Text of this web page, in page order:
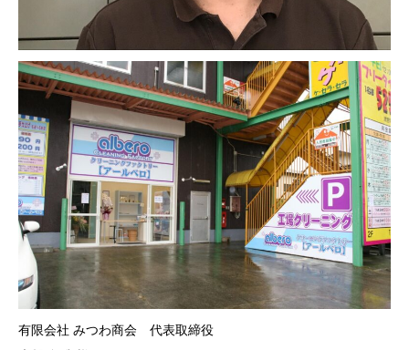
有限会社 みつわ商会 代表取締役